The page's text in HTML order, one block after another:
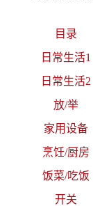
目录
日常生活1
日常生活2
放/举
家用设备
烹饪/厨房
饭菜/吃饭
开关